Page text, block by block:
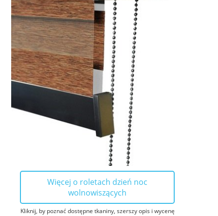
Więcej o roletach dzień noc
wolnowiszących
Kliknij, by poznać dostępne tkaniny, szerszy opis i wycenę